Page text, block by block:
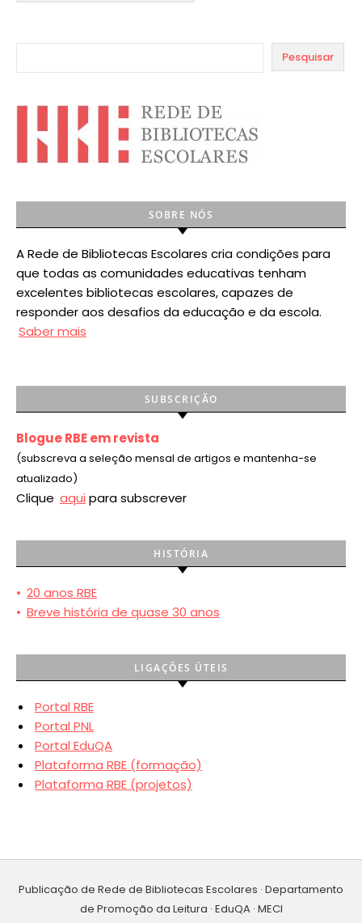
Pesquisar
SOBRE NÓS
A Rede de Bibliotecas Escolares cria condições para
que todas as comunidades educativas tenham
excelentes bibliotecas escolares, capazes de
responder aos desafios da educação e da escola.
Saber mais
SUBSCRIÇÃO
Blogue RBE em revista
(subscreva a seleção mensal de artigos e mantenha-se
atualizado)
Clique aqui para subscrever
HISTÓRIA
• 20 anos RBE
• Breve história de quase 30 anos
LIGAÇÕES ÚTEIS
Portal RBE
Portal PNL
Portal EduQA
Plataforma RBE (formação)
Plataforma RBE (projetos)
Publicação de Rede de Bibliotecas Escolares · Departamento
de Promoção da Leitura · EduQA · MECI